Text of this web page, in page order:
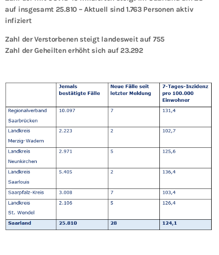
auf insgesamt 25.810 – Aktuell sind 1.763 Personen aktiv
infiziert
Zahl der Verstorbenen steigt landesweit auf 755
Zahl der Geheilten erhöht sich auf 23.292